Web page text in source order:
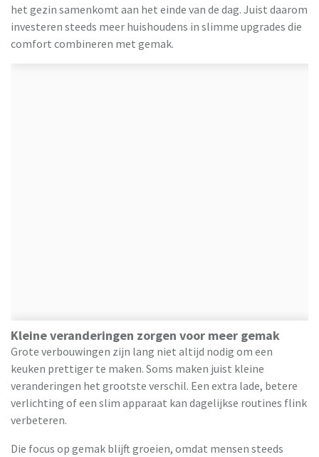
het gezin samenkomt aan het einde van de dag. Juist daarom
investeren steeds meer huishoudens in slimme upgrades die
comfort combineren met gemak.
Kleine veranderingen zorgen voor meer gemak
Grote verbouwingen zijn lang niet altijd nodig om een
keuken prettiger te maken. Soms maken juist kleine
veranderingen het grootste verschil. Een extra lade, betere
verlichting of een slim apparaat kan dagelijkse routines flink
verbeteren.
Die focus op gemak blijft groeien, omdat mensen steeds